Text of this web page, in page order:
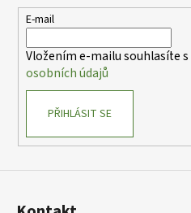
E-mail
Vložením e-mailu souhlasíte s
osobních údajů
PŘIHLÁSIT SE